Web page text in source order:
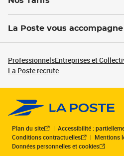
La Poste vous accompagne
ProfessionnelsEntreprises et
La Poste recrute
Plan du site
Accessibilité :
Conditions contractuelles
Mentions
Données personnelles et cookies